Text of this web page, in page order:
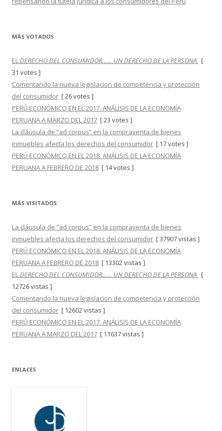
MÁS VOTADOS
ELDERECHO DEL CONSUMIDOR…… UN DERECHO DE LA PERSONA [
31 votes ]
Comentando la nueva legislacion de competencia y protección
del consumidor [ 26 votes ]
PERÚ ECONÓMICO EN EL 2017. ANÁLISIS DE LA ECONOMÍA
PERUANA A MARZO DEL 2017 [ 23 votes ]
La cláusula de “ad corpus” en la compraventa de bienes
inmuebles afecta los derechos del consumidor [ 17 votes ]
PERÚ ECONÓMICO EN EL 2018. ANÁLISIS DE LA ECONOMÍA
PERUANA A FEBRERO DE 2018 [ 14 votes ]
MÁS VISITADOS
La cláusula de “ad corpus” en la compraventa de bienes
inmuebles afecta los derechos del consumidor [ 37907 vistas ]
PERÚ ECONÓMICO EN EL 2018. ANÁLISIS DE LA ECONOMÍA
PERUANA A FEBRERO DE 2018 [ 13302 vistas ]
ELDERECHO DEL CONSUMIDOR…… UN DERECHO DE LA PERSONA [
12726 vistas ]
Comentando la nueva legislacion de competencia y protección
del consumidor [ 12602 vistas ]
PERÚ ECONÓMICO EN EL 2017. ANÁLISIS DE LA ECONOMÍA
PERUANA A MARZO DEL 2017 [ 11637 vistas ]
ENLACES